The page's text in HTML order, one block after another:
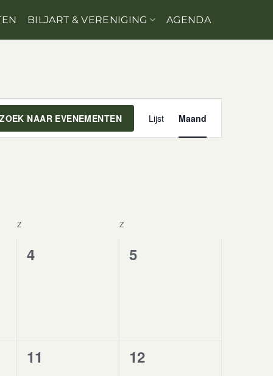
BILJART & VERENIGING AGENDA
ZOEK NAAR EVENEMENTEN Lijst Maand
Z Z
0
4
0
5
1
11
0
12